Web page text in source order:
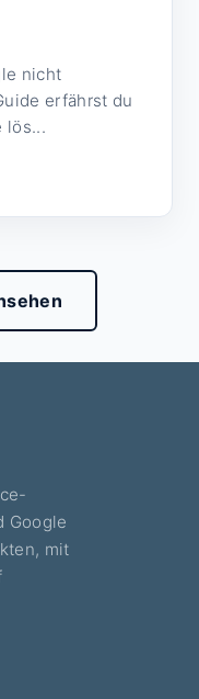
nicht
erfährst du
lös...
Google
mit